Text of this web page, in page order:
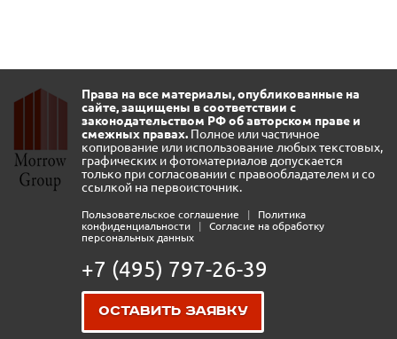
Права на все материалы, опубликованные на
сайте, защищены в соответствии с
законодательством РФ об авторском праве и
смежных правах. Полное или частичное
копирование или использование любых текстовых,
графических и фотоматериалов допускается
только при согласовании с правообладателем и со
ссылкой на первоисточник.
Пользовательское соглашение |
Политика
конфиденциальности
|
Согласие на обработку
персональных данных
+7 (495) 797-26-39
Оставить заявку